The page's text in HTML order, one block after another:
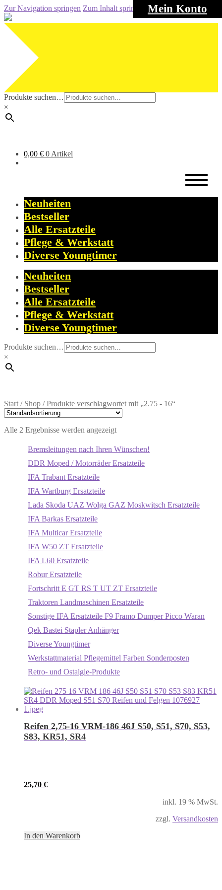
Mein Konto
Zur Navigation springen Zum Inhalt springen
Produkte suchen…
×
0,00 € 0 Artikel
Neuheiten
Bestseller
Alle Ersatzteile
Pflege & Werkstatt
Diverse Youngtimer
Neuheiten
Bestseller
Alle Ersatzteile
Pflege & Werkstatt
Diverse Youngtimer
Produkte suchen…
×
Start / Shop /Produkte verschlagwortet mit „2.75 - 16“
Alle 2 Ergebnisse werden angezeigt
Bremsleitungen nach Ihren Wünschen!
DDR Moped / Motorräder Ersatzteile
IFA Trabant Ersatzteile
IFA Wartburg Ersatzteile
Lada Skoda UAZ Wolga GAZ Moskwitsch Ersatzteile
IFA Barkas Ersatzteile
IFA Multicar Ersatzteile
IFA W50 ZT Ersatzteile
IFA L60 Ersatzteile
Robur Ersatzteile
Fortschritt E GT RS T UT ZT Ersatzteile
Traktoren Landmaschinen Ersatzteile
Sonstige IFA Ersatzteile F9 Framo Dumper Picco Waran
Qek Bastei Stapler Anhänger
Diverse Youngtimer
Werkstattmaterial Pflegemittel Farben Sonderposten
Retro- und Ostalgie-Produkte
Reifen 2,75-16 VRM-186 46J S50, S51, S70, S53,
S83, KR51, SR4
25,70 €
inkl. 19 % MwSt.
zzgl. Versandkosten
In den Warenkorb